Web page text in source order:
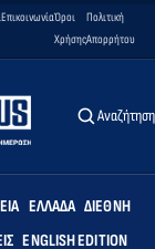
ΕπικοινωνίαΌροι
Χρήσης
Πολιτική
Απορρήτου
Αναζήτηση
ΕΛΛΆΔΑ ΔΙΕΘΝΉ
ENGLISH EDITION